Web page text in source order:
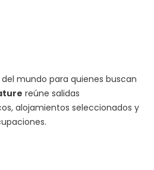
mundo para quienes buscan
reúne salidas
alojamientos seleccionados y